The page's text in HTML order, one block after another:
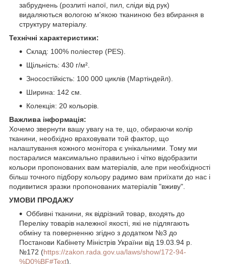
забруднень (розлиті напої, пил, сліди від рук)
видаляються вологою м'якою тканиною без вбирання в
структуру матеріалу.
Технічні характеристики:
Склад: 100% поліестер (PES).
Щільність: 430 г/м².
Зносостійкість: 100 000 циклів (Мартіндейл).
Ширина: 142 см.
Колекція: 20 кольорів.
Важлива інформація:
Хочемо звернути вашу увагу на те, що, обираючи колір
тканини, необхідно враховувати той фактор, що
налаштування кожного монітора є унікальними. Тому ми
постаралися максимально правильно і чітко відобразити
кольори пропонованих вам матеріалів, але при необхідності
більш точного підбору кольору радимо вам приїхати до нас і
подивитися зразки пропонованих матеріалів "вживу".
УМОВИ ПРОДАЖУ
Оббивні тканини, як відрізний товар, входять до
Переліку товарів належної якості, які не підлягають
обміну та поверненню згідно з додатком №3 до
Постанови Кабінету Міністрів України від 19.03.94 р.
№172 (https://zakon.rada.gov.ua/laws/show/172-94-
%D0%BF#Text).